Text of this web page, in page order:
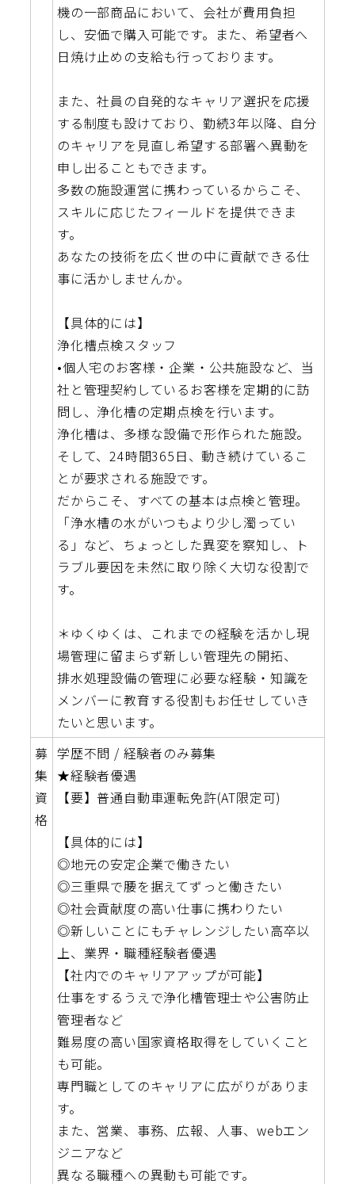
機の一部商品において、会社が費用負担
し、安価で購入可能です。また、希望者へ
日焼け止めの支給も行っております。
また、社員の自発的なキャリア選択を応援
する制度も設けており、勤続3年以降、自分
のキャリアを見直し希望する部署へ異動を
申し出ることもできます。
多数の施設運営に携わっているからこそ、
スキルに応じたフィールドを提供できま
す。
あなたの技術を広く世の中に貢献できる仕
事に活かしませんか。
【具体的には】
浄化槽点検スタッフ
•個人宅のお客様・企業・公共施設など、当
社と管理契約しているお客様を定期的に訪
問し、浄化槽の定期点検を行います。
浄化槽は、多様な設備で形作られた施設。
そして、24時間365日、動き続けているこ
とが要求される施設です。
だからこそ、すべての基本は点検と管理。
「浄水槽の水がいつもより少し濁ってい
る」など、ちょっとした異変を察知し、ト
ラブル要因を未然に取り除く大切な役割で
す。
＊ゆくゆくは、これまでの経験を活かし現
場管理に留まらず新しい管理先の開拓、
排水処理設備の管理に必要な経験・知識を
メンバーに教育する役割もお任せしていき
たいと思います。
募
集
資
格
学歴不問 / 経験者のみ募集
★経験者優遇
【要】普通自動車運転免許(AT限定可)
【具体的には】
◎地元の安定企業で働きたい
◎三重県で腰を据えてずっと働きたい
◎社会貢献度の高い仕事に携わりたい
◎新しいことにもチャレンジしたい高卒以
上、業界・職種経験者優遇
【社内でのキャリアアップが可能】
仕事をするうえで浄化槽管理士や公害防止
管理者など
難易度の高い国家資格取得をしていくこと
も可能。
専門職としてのキャリアに広がりがありま
す。
また、営業、事務、広報、人事、webエン
ジニアなど
異なる職種への異動も可能です。